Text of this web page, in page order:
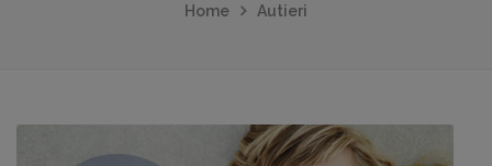
Home Autieri